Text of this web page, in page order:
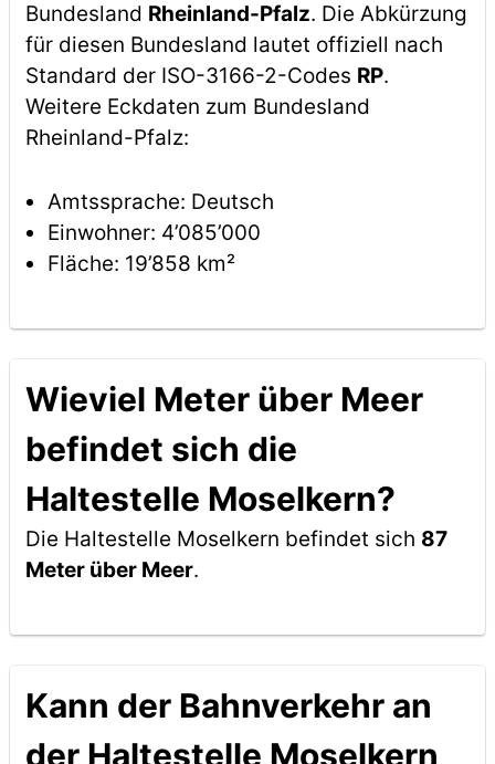
Bundesland Rheinland-Pfalz. Die Abkürzung
für diesen Bundesland lautet offiziell nach
Standard der ISO-3166-2-Codes RP.
Weitere Eckdaten zum Bundesland
Rheinland-Pfalz:
Amtssprache: Deutsch
Einwohner: 4’085’000
Fläche: 19’858 km²
Wieviel Meter über Meer
befindet sich die
Haltestelle Moselkern?
Die Haltestelle Moselkern befindet sich 87
Meter über Meer.
Kann der Bahnverkehr an
der Haltestelle Moselkern